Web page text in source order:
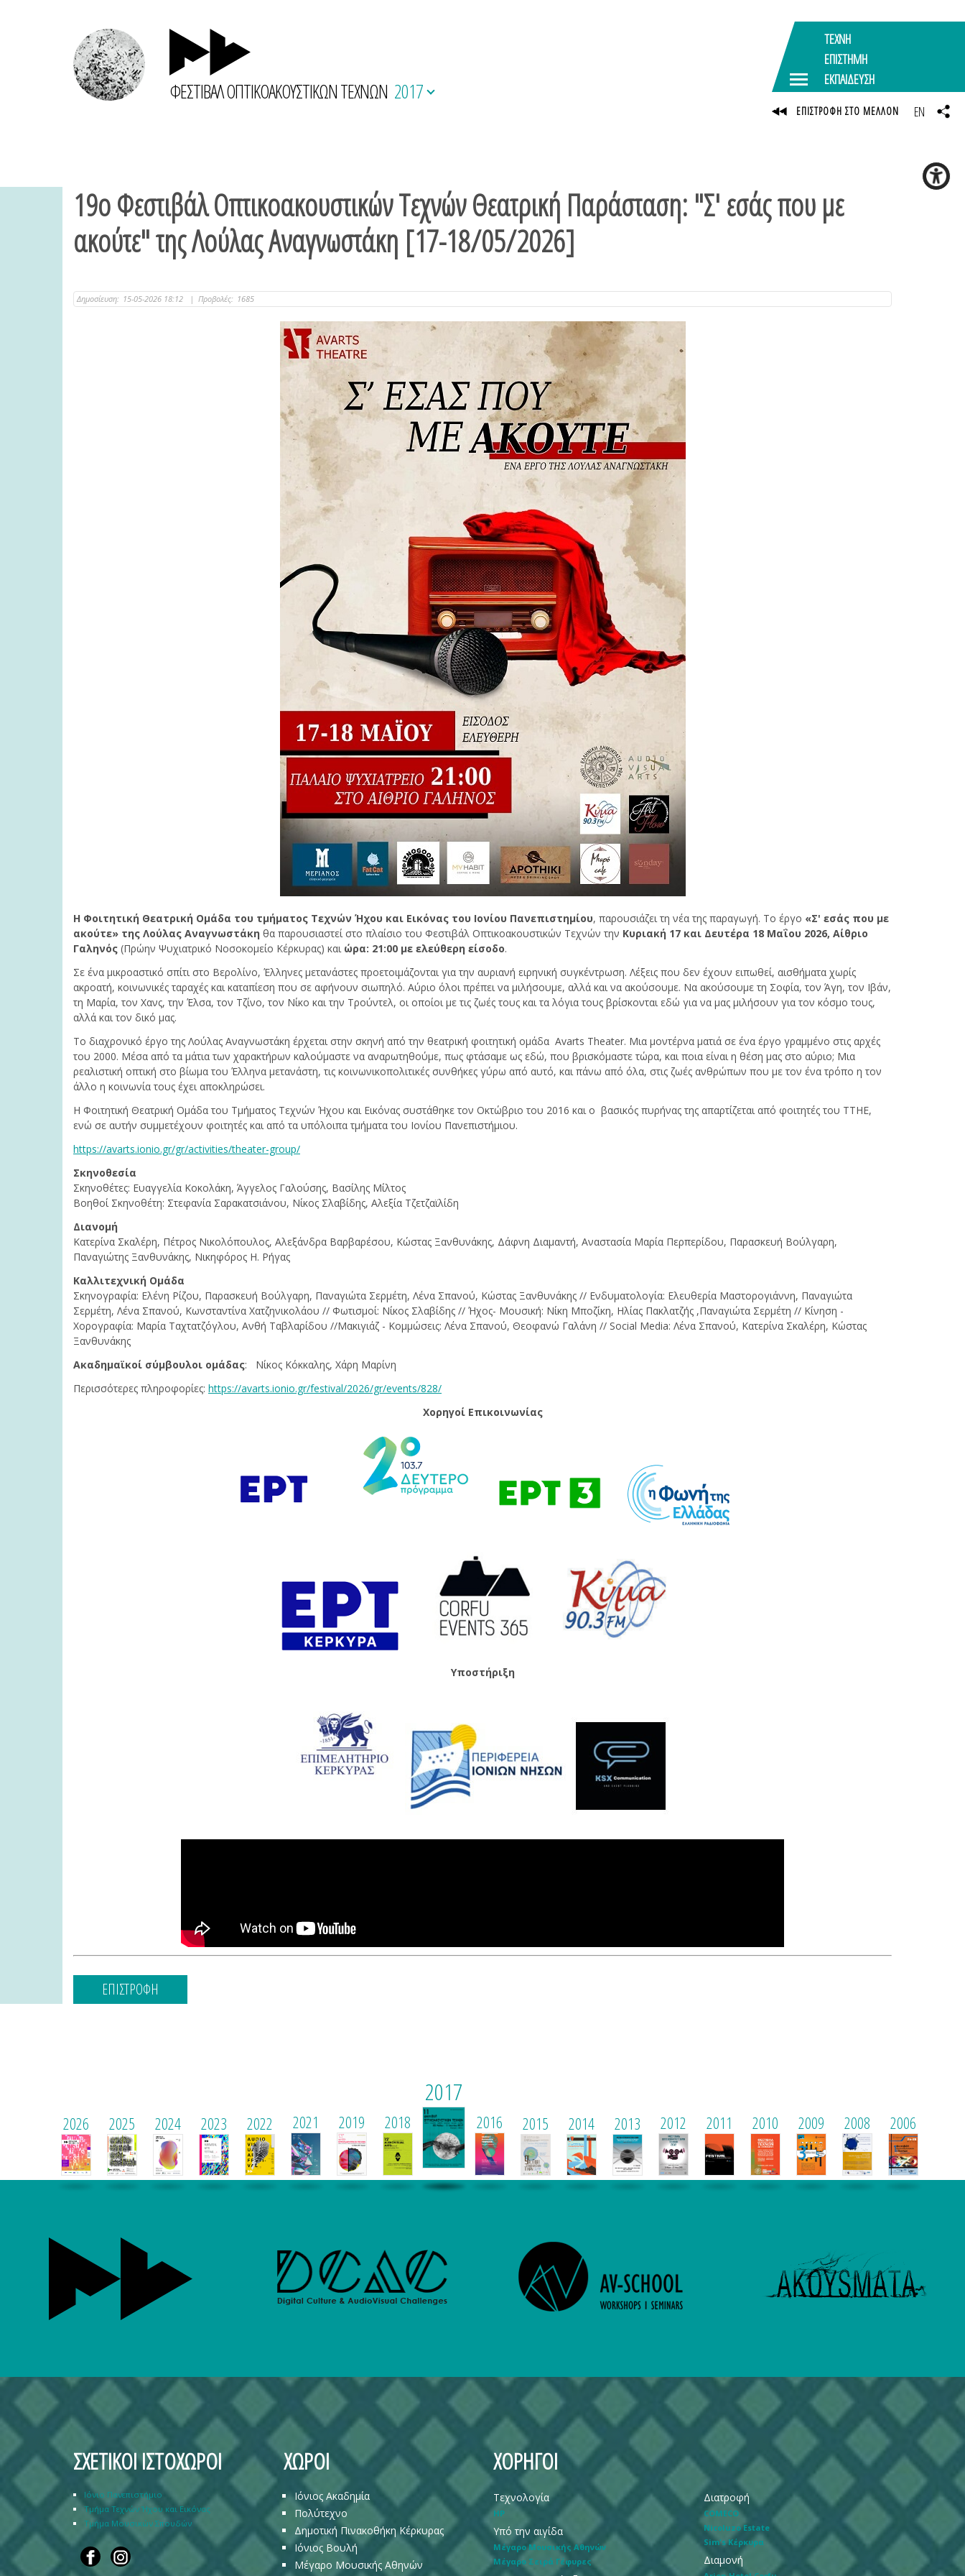
ΦΕΣΤΙΒΑΛ ΟΠΤΙΚΟΑΚΟΥΣΤΙΚΩΝ ΤΕΧΝΩΝ 2017
19ο Φεστιβάλ Οπτικοακουστικών Τεχνών Θεατρική Παράσταση: "Σ' εσάς που με
ακούτε" της Λούλας Αναγνωστάκη [17-18/05/2026]
Δημοσίευση: 15-05-2026 18:12 | Προβολές: 1685
Η Φοιτητική Θεατρική Ομάδα του τμήματος Τεχνών Ήχου και Εικόνας του Ιονίου Πανεπιστημίου, παρουσιάζει τη νέα της παραγωγή. Το έργο «Σ' εσάς που με
ακούτε» της Λούλας Αναγνωστάκη θα παρουσιαστεί στο πλαίσιο του Φεστιβάλ Οπτικοακουστικών Τεχνών την Κυριακή 17 και Δευτέρα 18 Μαΐου 2026, Αίθριο
Γαληνός (Πρώην Ψυχιατρικό Νοσοκομείο Κέρκυρας) και ώρα: 21:00 με ελεύθερη είσοδο.
Σε ένα μικροαστικό σπίτι στο Βερολίνο, Έλληνες μετανάστες προετοιμάζονται για την αυριανή ειρηνική συγκέντρωση. Λέξεις που δεν έχουν ειπωθεί, αισθήματα χωρίς
ακροατή, κοινωνικές ταραχές και καταπίεση που σε αφήνουν σιωπηλό. Αύριο όλοι πρέπει να μιλήσουμε, αλλά και να ακούσουμε. Να ακούσουμε τη Σοφία, τον Άγη, τον Ιβάν,
τη Μαρία, τον Χανς, την Έλσα, τον Τζίνο, τον Νίκο και την Τρούντελ, οι οποίοι με τις ζωές τους και τα λόγια τους βρίσκονται εδώ για να μας μιλήσουν για τον κόσμο τους,
αλλά και τον δικό μας.
Το διαχρονικό έργο της Λούλας Αναγνωστάκη έρχεται στην σκηνή από την θεατρική φοιτητική ομάδα Avarts Theater. Μια μοντέρνα ματιά σε ένα έργο γραμμένο στις αρχές
του 2000. Μέσα από τα μάτια των χαρακτήρων καλούμαστε να αναρωτηθούμε, πως φτάσαμε ως εδώ, που βρισκόμαστε τώρα, και ποια είναι η θέση μας στο αύριο; Μια
ρεαλιστική οπτική στο βίωμα του Έλληνα μετανάστη, τις κοινωνικοπολιτικές συνθήκες γύρω από αυτό, και πάνω από όλα, στις ζωές ανθρώπων που με τον ένα τρόπο η τον
άλλο η κοινωνία τους έχει αποκληρώσει.
Η Φοιτητική Θεατρική Ομάδα του Τμήματος Τεχνών Ήχου και Εικόνας συστάθηκε τον Οκτώβριο του 2016 και ο βασικός πυρήνας της απαρτίζεται από φοιτητές του ΤΤΗΕ,
ενώ σε αυτήν συμμετέχουν φοιτητές και από τα υπόλοιπα τμήματα του Ιονίου Πανεπιστήμιου.
https://avarts.ionio.gr/gr/activities/theater-group/
Σκηνοθεσία
Σκηνοθέτες: Ευαγγελία Κοκολάκη, Άγγελος Γαλούσης, Βασίλης Μίλτος
Βοηθοί Σκηνοθέτη: Στεφανία Σαρακατσιάνου, Νίκος Σλαβίδης, Αλεξία Τζετζαϊλίδη
Διανομή
Κατερίνα Σκαλέρη, Πέτρος Νικολόπουλος, Αλεξάνδρα Βαρβαρέσου, Κώστας Ξανθυνάκης, Δάφνη Διαμαντή, Αναστασία Μαρία Περπερίδου, Παρασκευή Βούλγαρη,
Παναγιώτης Ξανθυνάκης, Νικηφόρος Η. Ρήγας
Καλλιτεχνική Ομάδα
Σκηνογραφία: Ελένη Ρίζου, Παρασκευή Βούλγαρη, Παναγιώτα Σερμέτη, Λένα Σπανού, Κώστας Ξανθυνάκης // Ενδυματολογία: Ελευθερία Μαστορογιάννη, Παναγιώτα
Σερμέτη, Λένα Σπανού, Κωνσταντίνα Χατζηνικολάου // Φωτισμοί: Νίκος Σλαβίδης // Ήχος- Μουσική: Νίκη Μποζίκη, Ηλίας Πακλατζής ,Παναγιώτα Σερμέτη // Κίνηση -
Χορογραφία: Μαρία Ταχτατζόγλου, Ανθή Ταβλαρίδου //Μακιγιάζ - Κομμώσεις: Λένα Σπανού, Θεοφανώ Γαλάνη // Social Media: Λένα Σπανού, Κατερίνα Σκαλέρη, Κώστας
Ξανθυνάκης
Ακαδημαϊκοί σύμβουλοι ομάδας: Νίκος Κόκκαλης, Χάρη Μαρίνη
Περισσότερες πληροφορίες: https://avarts.ionio.gr/festival/2026/gr/events/828/
Χορηγοί Επικοινωνίας
Υποστήριξη
ΕΠΙΣΤΡΟΦΗ
2026 2025 2024 2023 2022 2021 2019 2018
2017
2016 2015 2014 2013 2012 2011 2010 2009 2008 2006
ΣΧΕΤΙΚΟΙ ΙΣΤΟΧΩΡΟΙ
Ιόνιο Πανεπιστήμιο
Τμήμα Τεχνών Ήχου και Εικόνας
Τμήμα Μουσικών Σπουδών
ΧΩΡΟΙ
Ιόνιος Ακαδημία
Πολύτεχνο
Δημοτική Πινακοθήκη Κέρκυρας
Ιόνιος Βουλή
Μέγαρο Μουσικής Αθηνών
ΧΟΡΗΓΟΙ
Τεχνολογία
HP
Υπό την αιγίδα
Μέγαρο Μουσικής Αθηνών
Μέγαρο Σειρά Γέφυρες
Διατροφή
COMECO
Nicoluzo Estate
Sim's Κέρκυρα
Διαμονή
ΤΕΧΝΗ
ΕΠΙΣΤΗΜΗ
ΕΚΠΑΙΔΕΥΣΗ
ΕΠΙΣΤΡΟΦΗ ΣΤΟ ΜΕΛΛΟΝ EN